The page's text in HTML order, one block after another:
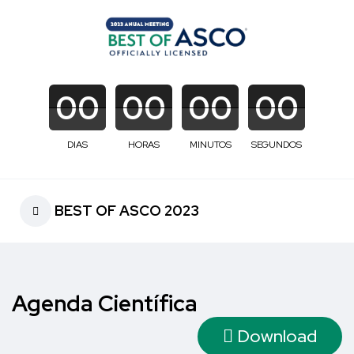
00
DIAS
00
HORAS
00
MINUTOS
00
SEGUNDOS
BEST OF ASCO 2023
Agenda Científica
Download